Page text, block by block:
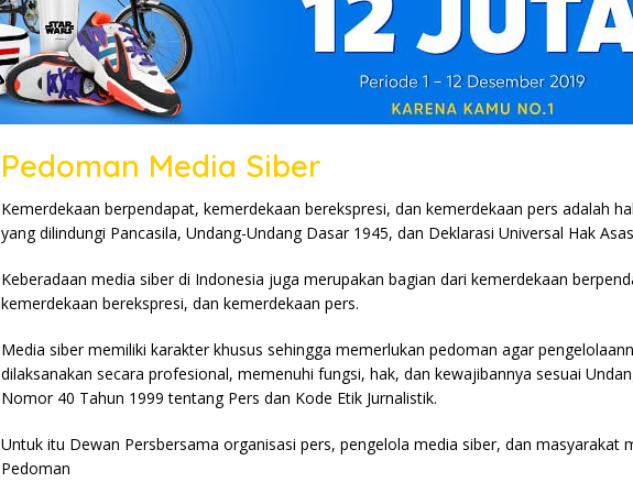
Pedoman Media Siber
Kemerdekaan berpendapat, kemerdekaan berekspresi, dan kemerdekaan pers adalah
yang dilindungi Pancasila, Undang-Undang Dasar 1945, dan Deklarasi Universal Hak
Keberadaan media siber di Indonesia juga merupakan bagian dari kemerdekaan
kemerdekaan berekspresi, dan kemerdekaan pers.
Media siber memiliki karakter khusus sehingga memerlukan pedoman agar
dilaksanakan secara profesional, memenuhi fungsi, hak, dan kewajibannya sesuai
Nomor 40 Tahun 1999 tentang Pers dan Kode Etik Jurnalistik.
Untuk itu Dewan Persbersama organisasi pers, pengelola media siber, dan masyarakat
Pedoman